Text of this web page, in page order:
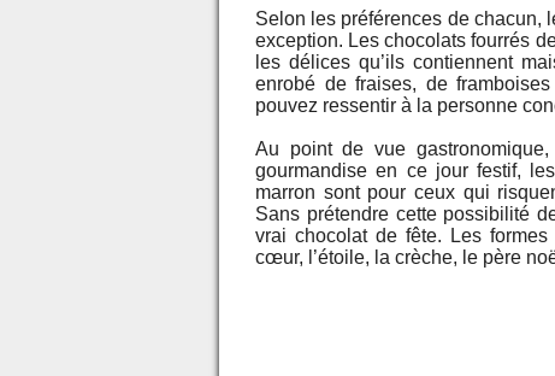
Selon les préférences de chacun,
exception. Les chocolats fourrés
les délices qu’ils contiennent
enrobé de fraises, de
pouvez ressentir à la personne
Au point de vue
gourmandise en ce jour festif,
marron sont pour ceux qui
Sans prétendre cette possibilité
vrai chocolat de fête. Les
cœur, l’étoile, la crèche, le père